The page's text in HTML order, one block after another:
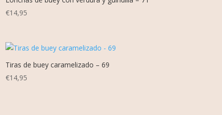
€14,95
Tiras de buey caramelizado – 69
€14,95